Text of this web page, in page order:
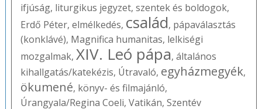
ifjúság, liturgikus jegyzet, szentek és boldogok,
Erdő Péter, elmélkedés, család, pápaválasztás
(konklávé), Magnifica humanitas, lelkiségi
mozgalmak, XIV. Leó pápa, általános
kihallgatás/katekézis, Útravaló, egyházmegyék,
ökumené, könyv- és filmajánló,
Úrangyala/Regina Coeli, Vatikán, Szentév